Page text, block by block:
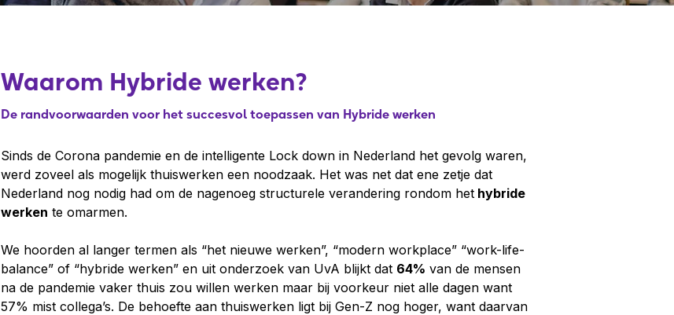
Waarom Hybride werken?
De randvoorwaarden voor het succesvol toepassen van Hybride werken
Sinds de Corona pandemie en de intelligente Lock down in Nederland het gevolg waren,
werd zoveel als mogelijk thuiswerken een noodzaak. Het was net dat ene zetje dat
Nederland nog nodig had om de nagenoeg structurele verandering rondom hethybride
werken te omarmen.
We hoorden al langer termen als “het nieuwe werken”, “modern workplace” “work-life-
balance” of “hybride werken” en uit onderzoek van UvA blijkt dat 64% van de mensen
na de pandemie vaker thuis zou willen werken maar bij voorkeur niet alle dagen want
57% mist collega’s. De behoefte aan thuiswerken ligt bij Gen-Z nog hoger, want daarvan